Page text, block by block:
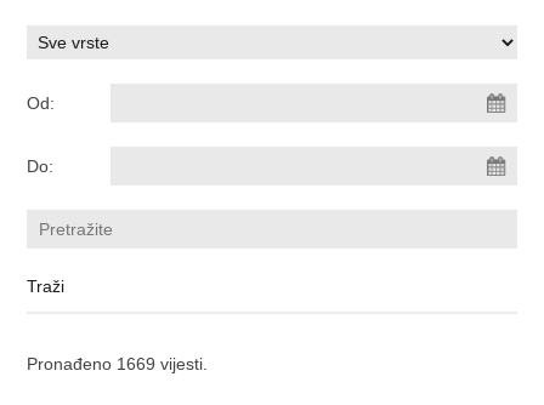
Od:
Do:
Pronađeno 1669 vijesti.